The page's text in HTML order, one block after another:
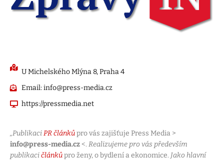
U Michelského Mlýna 8, Praha 4
Email: info@press-media.cz
https://pressmedia.net
„PublikaciPR článkůpro vás zajišťuje Press Media >
info@press-media.cz <. Realizujeme pro vás především
publikacičlánkůpro ženy, o bydlení a ekonomice. Jako hlavní